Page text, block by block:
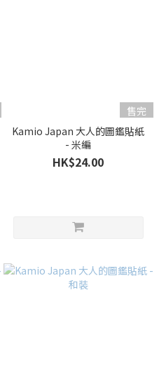
售完
Kamio Japan 大人的圖鑑貼紙
- 米編
HK$24.00